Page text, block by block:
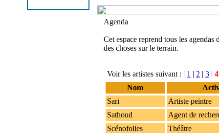
Agenda
Cet espace reprend tous les
des choses sur le terrain.
Voir les artistes suivant : | 1 | 2 | 3 | 4
Nom
Sari
Artiste peintre
Sathoud
Agent de
Scénofolies
Théâtre